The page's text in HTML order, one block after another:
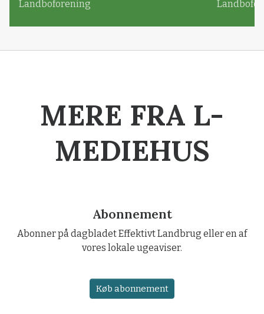
Landboforening
MERE FRA L-
MEDIEHUS
Abonnement
Abonner på dagbladet Effektivt Landbrug eller en af
vores lokale ugeaviser.
Køb abonnement